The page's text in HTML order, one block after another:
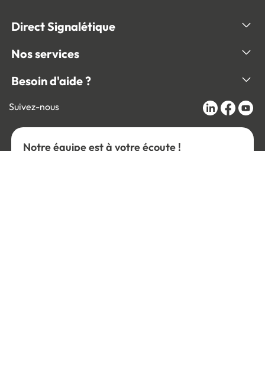
Direct Signalétique
Nos services
Besoin d'aide ?
Suivez-nous
Notre équipe est à votre écoute !